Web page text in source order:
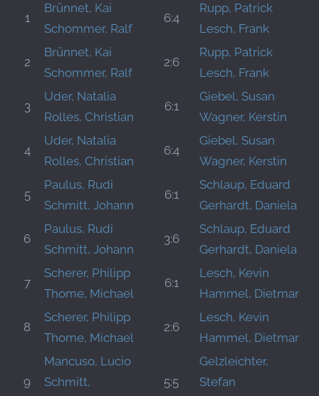
1
Brünnet, Kai
Schommer, Ralf
6:4
Rupp, Patrick
Lesch, Frank
2
Brünnet, Kai
Schommer, Ralf
2:6
Rupp, Patrick
Lesch, Frank
3
Uder, Natalia
Rolles, Christian
6:1
Giebel, Susan
Wagner, Kerstin
4
Uder, Natalia
Rolles, Christian
6:4
Giebel, Susan
Wagner, Kerstin
5
Paulus, Rudi
Schmitt, Johann
6:1
Schlaup, Eduard
Gerhardt, Daniela
6
Paulus, Rudi
Schmitt, Johann
3:6
Schlaup, Eduard
Gerhardt, Daniela
7
Scherer, Philipp
Thome, Michael
6:1
Lesch, Kevin
Hammel, Dietmar
8
Scherer, Philipp
Thome, Michael
2:6
Lesch, Kevin
Hammel, Dietmar
9
Mancuso, Lucio
Schmitt,
5:5
Gelzleichter,
Stefan